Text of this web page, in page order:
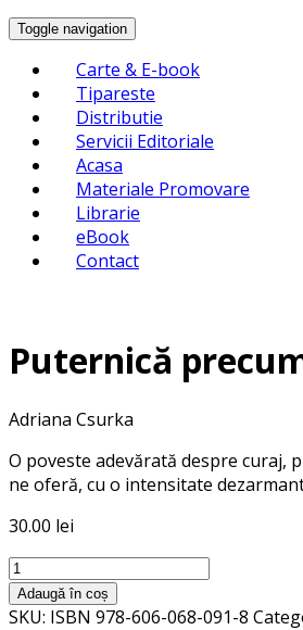
Toggle navigation
Carte & E-book
Tipareste
Distributie
Servicii Editoriale
Acasa
Materiale Promovare
Librarie
eBook
Contact
Puternică
Adriana Csurka
O poveste adevărată despre curaj,
ne oferă, cu o intensitate
30.00 lei
Cantitate
Puternică
precum
Adaugă în coș
SKU: ISBN 978-606-068-091-8